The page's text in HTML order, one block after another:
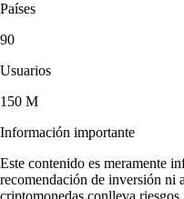
Países
90
Usuarios
150 M
Información importante
Este contenido es meramente
recomendación de inversión ni
criptomonedas conlleva